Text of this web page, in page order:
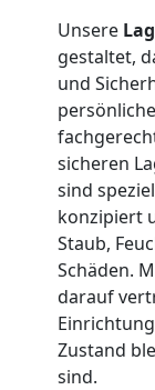
Unsere
gestaltet,
und
sicheren
sind
konzipiert
Staub,
Schäden.
darauf
Zustand
sind.
Umzug